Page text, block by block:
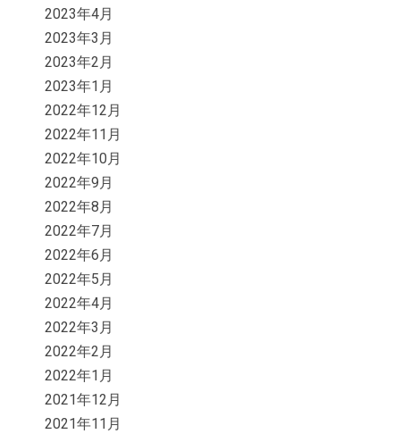
2023年4月
2023年3月
2023年2月
2023年1月
2022年12月
2022年11月
2022年10月
2022年9月
2022年8月
2022年7月
2022年6月
2022年5月
2022年4月
2022年3月
2022年2月
2022年1月
2021年12月
2021年11月